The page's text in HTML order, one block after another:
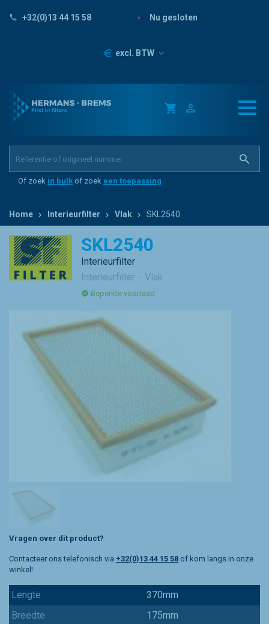
+32(0)13 44 15 58 Nu gesloten
Prijzen
excl. BTW
Of zoek in bulk of zoek een toepassing
Home Interieurfilter Vlak SKL2540
SKL2540
Interieurfilter
Interieurfilter
Vlak
Beperkte voorraad
Vragen over dit product?
Contacteer ons telefonisch via +32(0)13 44 15 58 of kom langs in onze
winkel!
Lengte
370mm
Breedte
175mm